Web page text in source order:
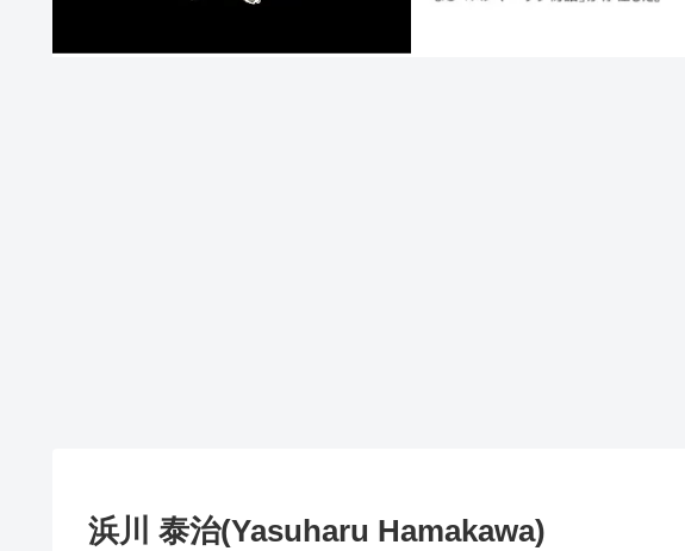
浜川 泰治(Yasuharu Hamakawa)